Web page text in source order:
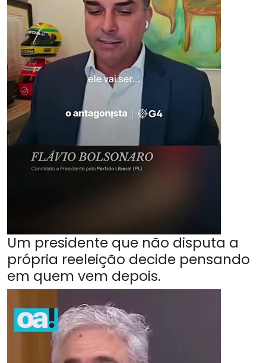
Um presidente que não disputa a
própria reeleição decide pensando
em quem vem depois.